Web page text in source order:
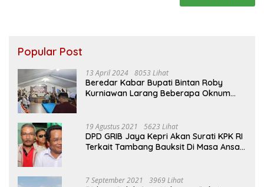
Popular Post
13 April 2024 8053 Lihat
Beredar Kabar Bupati Bintan Roby
Kurniawan Larang Beberapa Oknum
19 Agustus 2021 5623 Lihat
DPD GRIB Jaya Kepri Akan Surati KPK RI
Terkait Tambang Bauksit Di Masa Ansar
7 September 2021 3969 Lihat